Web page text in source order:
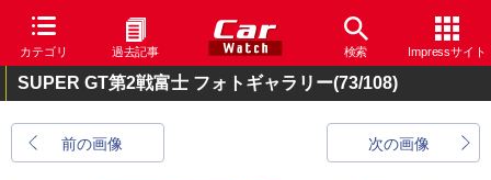
カテゴリ 過去記事 検索 Impressサイト
SUPER GT第2戦富士 フォトギャラリー(73/108)
前の画像 次の画像